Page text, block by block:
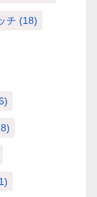
チ (18)